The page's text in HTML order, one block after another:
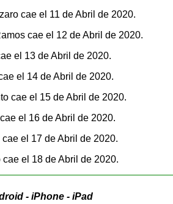
cae el 11 de Abril de 2020.
cae el 12 de Abril de 2020.
el 13 de Abril de 2020.
el 14 de Abril de 2020.
cae el 15 de Abril de 2020.
el 16 de Abril de 2020.
el 17 de Abril de 2020.
el 18 de Abril de 2020.
- iPhone - iPad